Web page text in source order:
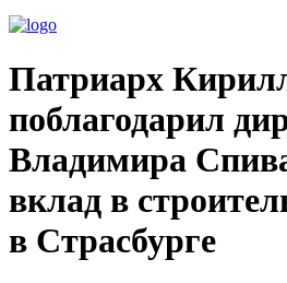
Патриарх
поблагодарил
Владимира
вклад в
в Страсбурге